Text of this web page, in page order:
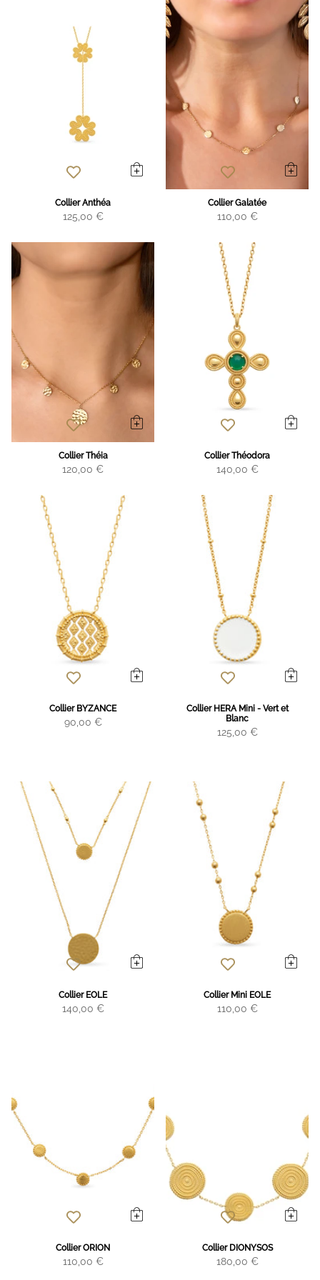
Collier Anthéa
125,00 €
Collier Galatée
110,00 €
Collier Théia
120,00 €
Collier Théodora
140,00 €
Collier BYZANCE
90,00 €
Collier HERA Mini - Vert et
Blanc
125,00 €
Collier EOLE
140,00 €
Collier Mini EOLE
110,00 €
Collier ORION
110,00 €
Collier DIONYSOS
180,00 €